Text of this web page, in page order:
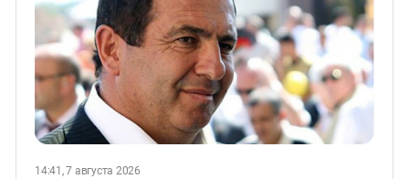
14:41, 7 августа 2026